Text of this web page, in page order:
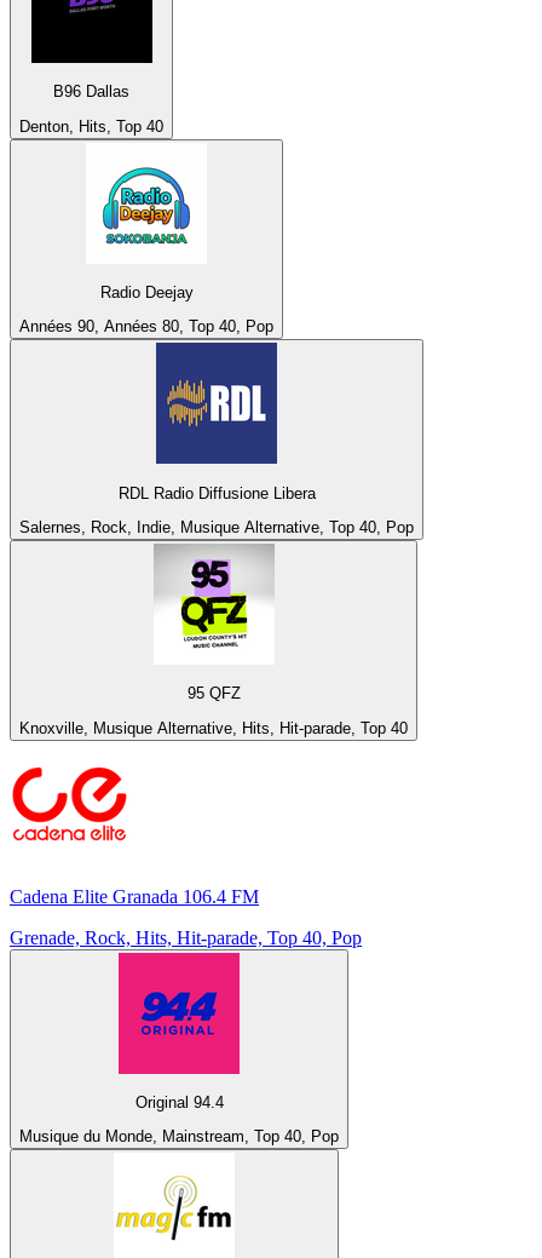
B96 Dallas
Denton, Hits, Top 40
Radio Deejay
Années 90, Années 80, Top 40, Pop
RDL Radio Diffusione Libera
Salernes, Rock, Indie, Musique Alternative, Top 40, Pop
95 QFZ
Knoxville, Musique Alternative, Hits, Hit-parade, Top 40
Cadena Elite Granada 106.4 FM
Grenade, Rock, Hits, Hit-parade, Top 40, Pop
Original 94.4
Musique du Monde, Mainstream, Top 40, Pop